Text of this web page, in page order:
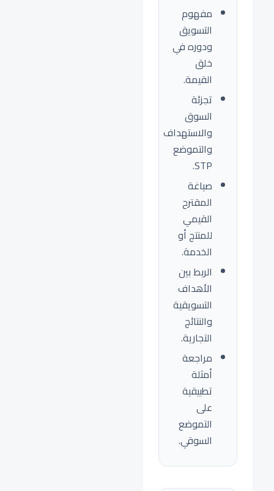
مفهوم
التسويق
ودوره في
خلق
القيمة.
تجزئة
السوق
والاستهداف
والتموضع
STP.
صياغة
المقترح
القيمي
للمنتج أو
الخدمة.
الربط بين
الأهداف
التسويقية
والنتائج
التجارية.
مراجعة
أمثلة
تطبيقية
على
التموضع
السوقي.